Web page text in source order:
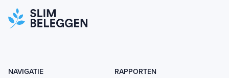
NAVIGATIE RAPPORTEN